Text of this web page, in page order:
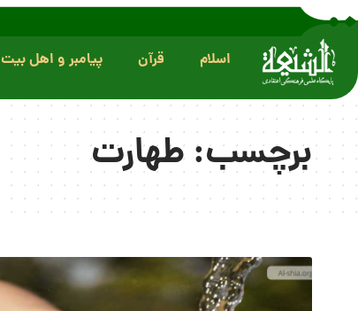
اسلام قرآن پیامبر و اهل بیت
برچسب:طهارت